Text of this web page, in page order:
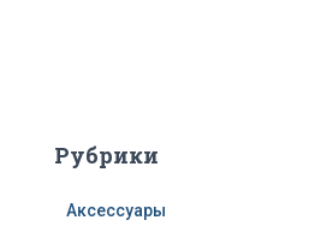
Рубрики
Аксессуары